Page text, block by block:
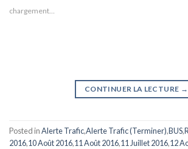
chargement…
CONTINUER LA LECTURE →
Posted inAlerte Trafic,Alerte Trafic (Terminer),BUS,
2016,10 Août 2016,11 Août 2016,11 Juillet 2016,12